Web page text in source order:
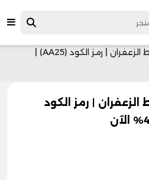
كوبونات خصم خيوط الزعفران | رمز الكود (AA25) |
| رمز الكود